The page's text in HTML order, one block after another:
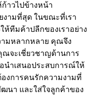
าวไปข้างหน้า
งามที่สุด ในขณะที่เรา
ห้ทีมค้าปลีกของเราอย่าง
มหลากหลาย คุณจึง
ณจะเชี่ยวชาญด้านการ
นำเสนอประสบการณ์ให้
องการคนรักความงามที่
นา และใส่ใจลูกค้าของ